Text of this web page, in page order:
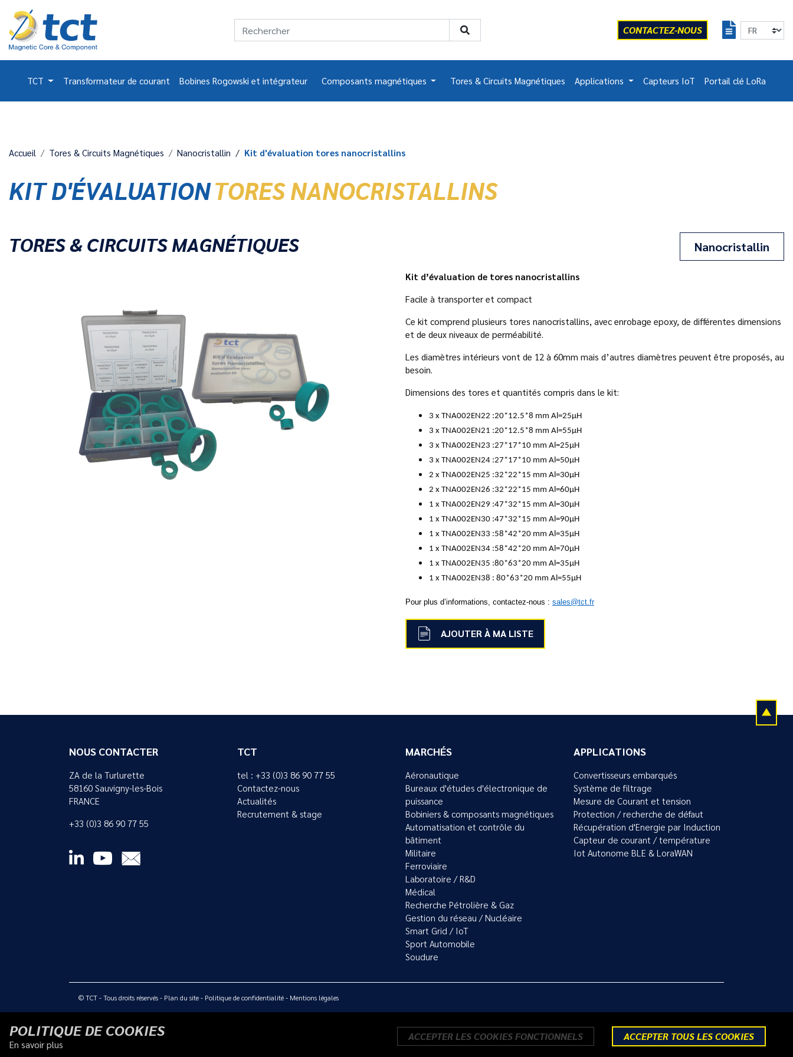
CONTACTEZ-NOUS
TCT Transformateur de courant Bobines Rogowski et intégrateur Composants magnétiques Tores & Circuits Magnétiques Applications Capteurs IoT Portail clé LoRa
Accueil Tores & Circuits Magnétiques Nanocristallin Kit d'évaluation tores nanocristallins
KIT D'ÉVALUATIONTORES NANOCRISTALLINS
TORES & CIRCUITS MAGNÉTIQUES Nanocristallin
Kit d’évaluation de tores nanocristallins
Facile à transporter et compact
Ce kit comprend plusieurs tores nanocristallins, avec enrobage epoxy, de différentes dimensions
et de deux niveaux de perméabilité.
Les diamètres intérieurs vont de 12 à 60mm mais d’autres diamètres peuvent être proposés, au
besoin.
Dimensions des tores et quantités compris dans le kit:
3 x TNA002EN22 :20*12.5*8 mm Al=25µH
3 x TNA002EN21 :20*12.5*8 mm Al=55µH
3 x TNA002EN23 :27*17*10 mm Al=25µH
3 x TNA002EN24 :27*17*10 mm Al=50µH
2 x TNA002EN25 :32*22*15 mm Al=30µH
2 x TNA002EN26 :32*22*15 mm Al=60µH
1 x TNA002EN29 :47*32*15 mm Al=30µH
1 x TNA002EN30 :47*32*15 mm Al=90µH
1 x TNA002EN33 :58*42*20 mm Al=35µH
1 x TNA002EN34 :58*42*20 mm Al=70µH
1 x TNA002EN35 :80*63*20 mm Al=35µH
1 x TNA002EN38 : 80*63*20 mm Al=55µH
Pour plus d’informations, contactez-nous : sales@tct.fr
AJOUTER À MA LISTE
NOUS CONTACTER
ZA de la Turlurette
58160 Sauvigny-les-Bois
FRANCE
+33 (0)3 86 90 77 55
TCT
tel : +33 (0)3 86 90 77 55
Contactez-nous
Actualités
Recrutement & stage
MARCHÉS
Aéronautique
Bureaux d'études d'électronique de
puissance
Bobiniers & composants magnétiques
Automatisation et contrôle du
bâtiment
Militaire
Ferroviaire
Laboratoire / R&D
Médical
Recherche Pétrolière & Gaz
Gestion du réseau / Nucléaire
Smart Grid / IoT
Sport Automobile
Soudure
APPLICATIONS
Convertisseurs embarqués
Système de filtrage
Mesure de Courant et tension
Protection / recherche de défaut
Récupération d'Energie par Induction
Capteur de courant / température
Iot Autonome BLE & LoraWAN
© TCT - Tous droits réservés - Plan du site- Politique de confidentialité- Mentions légales
POLITIQUE DE COOKIES
En savoir plus
ACCEPTER LES COOKIES FONCTIONNELS ACCEPTER TOUS LES COOKIES